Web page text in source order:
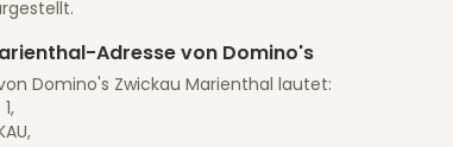
Adresse von Domino's
Domino's Zwickau Marienthal lautet: